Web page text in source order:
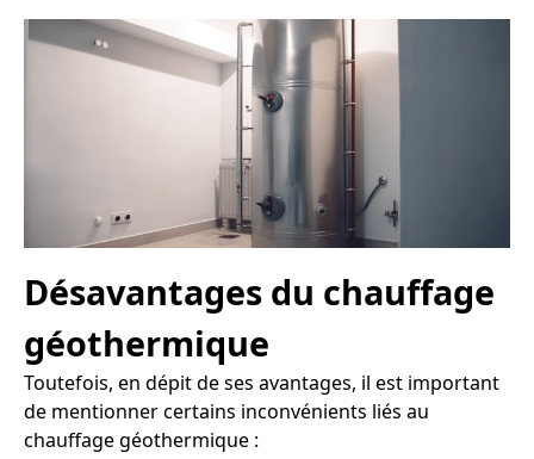
Désavantages du chauffage
géothermique
Toutefois, en dépit de ses avantages, il est important
de mentionner certains inconvénients liés au
chauffage géothermique :